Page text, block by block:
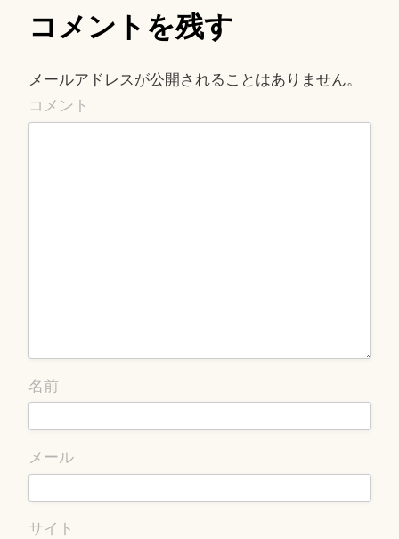
ー
ョ
ン
コメントを残す
メールアドレスが公開されることはありません。
コメント
名前
メール
サイト